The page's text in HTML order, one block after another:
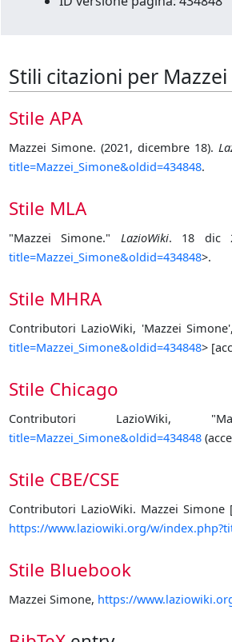
Stili citazioni per
Stile APA
Mazzei Simone. (2021, dicembre 18).
title=Mazzei_Simone&oldid=434848.
Stile MLA
"Mazzei Simone." LazioWiki. 18 dic
title=Mazzei_Simone&oldid=434848>.
Stile MHRA
Contributori LazioWiki, 'Mazzei
title=Mazzei_Simone&oldid=434848>
Stile Chicago
Contributori LazioWiki,
title=Mazzei_Simone&oldid=434848
Stile CBE/CSE
Contributori LazioWiki. Mazzei
https://www.laziowiki.org/w/
Stile Bluebook
Mazzei Simone, https://